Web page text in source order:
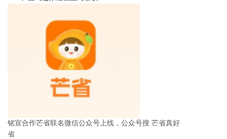
铭宣合作芒省联名微信公众号上线，公众号搜 芒省真好
省